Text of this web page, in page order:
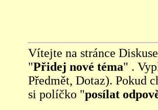
Vítejte na stránce
"Přidej nové téma" .
Předmět, Dotaz). Pokud
si políčko "posílat